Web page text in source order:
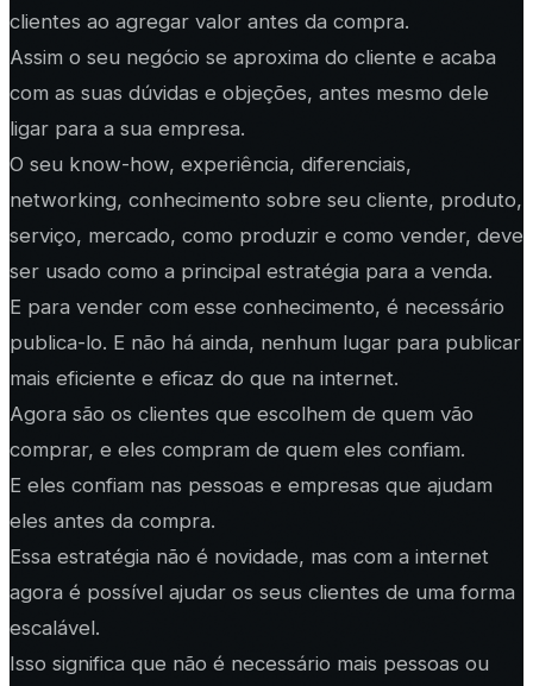
clientes ao agregar valor antes da compra.
Assim o seu negócio se aproxima do cliente e acaba
com as suas dúvidas e objeções, antes mesmo dele
ligar para a sua empresa.
O seu know-how, experiência, diferenciais,
networking, conhecimento sobre seu cliente, produto,
serviço, mercado, como produzir e como vender, deve
ser usado como a principal estratégia para a venda.
E para vender com esse conhecimento, é necessário
publica-lo. E não há ainda, nenhum lugar para publicar
mais eficiente e eficaz do que na internet.
Agora são os clientes que escolhem de quem vão
comprar, e eles compram de quem eles confiam.
E eles confiam nas pessoas e empresas que ajudam
eles antes da compra.
Essa estratégia não é novidade, mas com a internet
agora é possível ajudar os seus clientes de uma forma
escalável.
Isso significa que não é necessário mais pessoas ou